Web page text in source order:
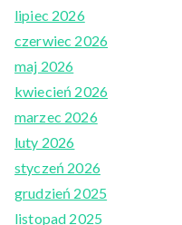
lipiec 2026
czerwiec 2026
maj 2026
kwiecień 2026
marzec 2026
luty 2026
styczeń 2026
grudzień 2025
listopad 2025